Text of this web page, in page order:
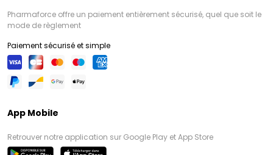
Pharmaforce offre un paiement entièrement sécurisé, quel que soit le
mode de règlement
Paiement sécurisé et simple
App Mobile
Retrouver notre application sur Google Play et App Store